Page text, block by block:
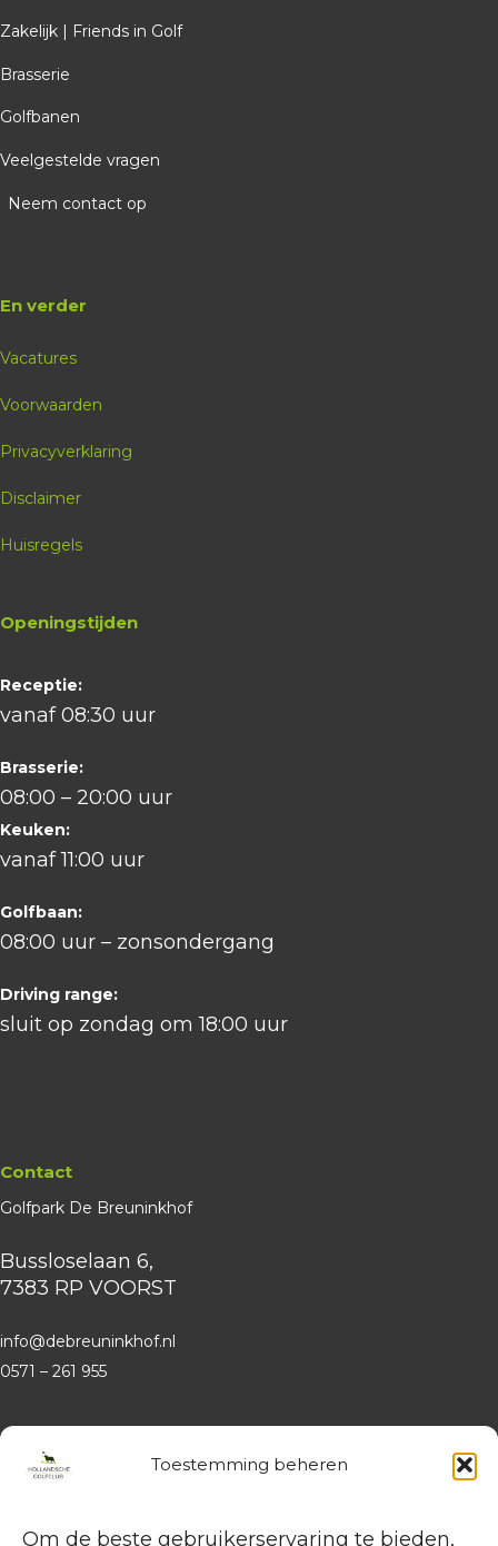
Toestemming beheren
Om de beste gebruikerservaring te bieden,
Zakelijk | Friends in Golf
Brasserie
Golfbanen
Veelgestelde vragen
Neem contact op
En verder
Vacatures
Voorwaarden
Privacyverklaring
Disclaimer
Huisregels
Openingstijden
Receptie:
vanaf 08:30 uur
Brasserie:
08:00 – 20:00 uur
Keuken:
vanaf 11:00 uur
Golfbaan:
08:00 uur – zonsondergang
Driving range:
sluit op zondag om 18:00 uur
Contact
Golfpark De Breuninkhof
Bussloselaan 6,
7383 RP VOORST
info@debreuninkhof.nl
0571 – 261 955
Website
service@hollandschegolfclub.nl